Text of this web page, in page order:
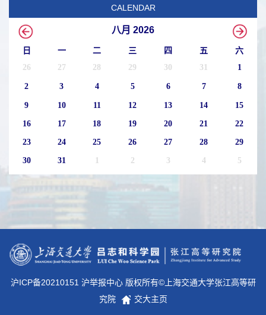
CALENDAR
八月 2026
日 一 二 三 四 五 六
26 27 28 29 30 31 1
2 3 4 5 6 7 8
9 10 11 12 13 14 15
16 17 18 19 20 21 22
23 24 25 26 27 28 29
30 31 2 3 4 5
沪ICP备20210151 沪举报中心 版权所有©上海交通大学张江高等研
究院
交大主页